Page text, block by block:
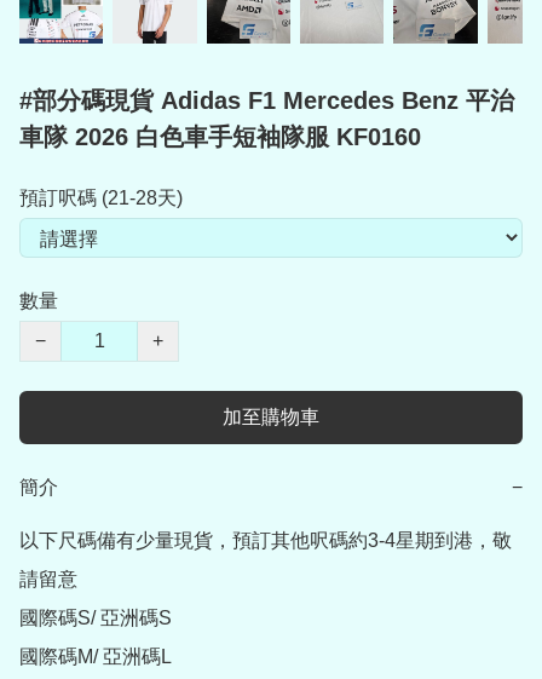
#部分碼現貨 Adidas F1 Mercedes Benz 平治
車隊 2026 白色車手短袖隊服 KF0160
預訂呎碼 (21-28天)
數量
−
+
加至購物車
簡介 −
以下尺碼備有少量現貨，預訂其他呎碼約3-4星期到港，敬
請留意
國際碼S/ 亞洲碼S
國際碼M/ 亞洲碼L